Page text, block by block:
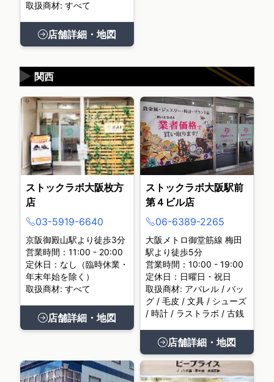
取扱商材: すべて
店舗詳細・地図
関西
▶
ストックラボ大阪枚方
店
03-5919-6640
京阪御殿山駅より徒歩3分
営業時間：11:00 - 20:00
定休日：なし（臨時休業・
年末年始を除く）
取扱商材: すべて
店舗詳細・地図
ストックラボ大阪駅前
第４ビル店
06-6389-2265
大阪メトロ御堂筋線 梅田
駅より徒歩5分
営業時間：10:00 - 19:00
定休日：日曜日・祝日
取扱商材: アパレル / バッ
グ / 毛皮 / 文具 / シューズ
/ 時計 / ラストラボ / 古銭
店舗詳細・地図